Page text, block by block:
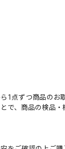
1点ずつ商品のお
で、商品の検品